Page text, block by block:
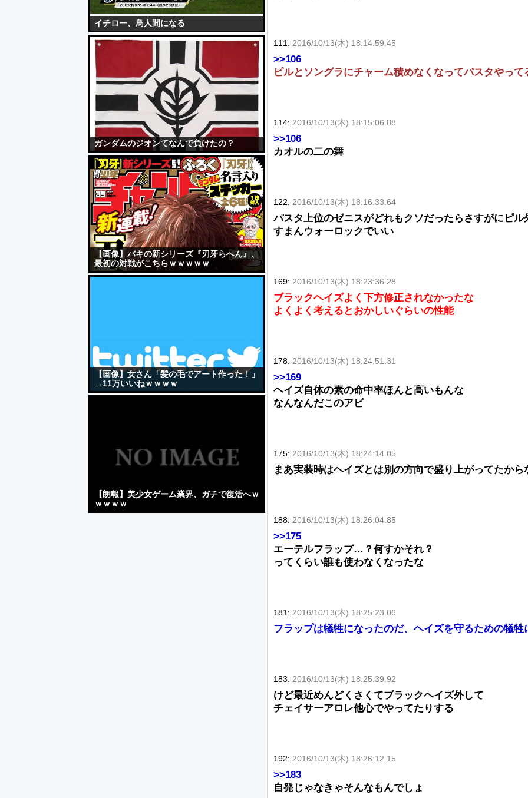
111: 2016/10/13(木) 18:14:59.45
>>106
ピルとソングラにチャーム積めなくなってパスタやって
114: 2016/10/13(木) 18:15:06.88
>>106
カオルの二の舞
122: 2016/10/13(木) 18:16:33.64
パスタ上位のゼニスがどれもクソだったらさすがにピル
すまんウォーロックでいい
169: 2016/10/13(木) 18:23:36.28
ブラックヘイズよく下方修正されなかったな
よくよく考えるとおかしいぐらいの性能
178: 2016/10/13(木) 18:24:51.31
>>169
ヘイズ自体の素の命中率ほんと高いもんな
なんなんだこのアビ
175: 2016/10/13(木) 18:24:14.05
まあ実装時はヘイズとは別の方向で盛り上がってたから
188: 2016/10/13(木) 18:26:04.85
>>175
エーテルフラップ…？何すかそれ？
ってくらい誰も使わなくなったな
181: 2016/10/13(木) 18:25:23.06
フラップは犠牲になったのだ、ヘイズを守るための犠牲
183: 2016/10/13(木) 18:25:39.92
けど最近めんどくさくてブラックヘイズ外して
チェイサーアロレ他心でやってたりする
192: 2016/10/13(木) 18:26:12.15
>>183
自発じゃなきゃそんなもんでしょ
イチロー、鳥人間になる
ガンダムのジオンてなんで負けたの？
【画像】バキの新シリーズ『刃牙らへん』、
最初の対戦がこちらｗｗｗｗｗ
【画像】女さん「髪の毛でアート作った！」
→11万いいねｗｗｗｗ
【朗報】美少女ゲーム業界、ガチで復活へｗ
ｗｗｗｗ